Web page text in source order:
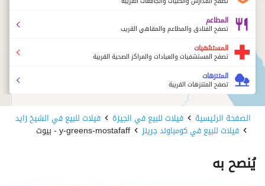
المطاعم
تصفح الفنادق والمطاعم والمقاهي القريب
المستشفيات
تصفح المستشفيات والعيادات والمراكز الصحية القريبة
المتنزهات
تصفح المتنزهات القريبة
الصفحة الرئيسية فيلات للبيع في الجيزة فيلات للبيع في الشيخ زايد
فيلات للبيع في كومباوند جرينز y-greens-mostafaff - بيوت
يُنصح به